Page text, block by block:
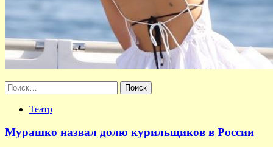
Найти:
Театр
Мурашко назвал долю курильщиков в России